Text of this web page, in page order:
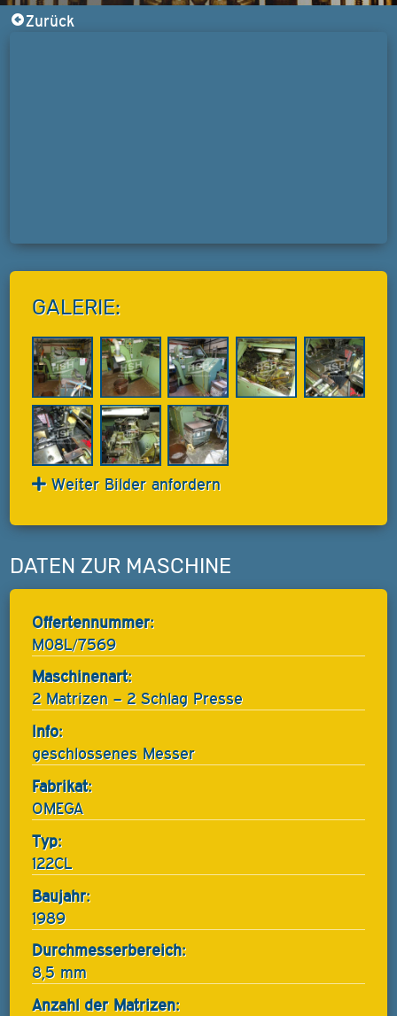
Zurück
GALERIE:
Weiter Bilder anfordern
DATEN ZUR MASCHINE
Offertennummer:
M08L/7569
Maschinenart:
2 Matrizen – 2 Schlag Presse
Info:
geschlossenes Messer
Fabrikat:
OMEGA
Typ:
122CL
Baujahr:
1989
Durchmesserbereich:
8,5 mm
Anzahl der Matrizen: